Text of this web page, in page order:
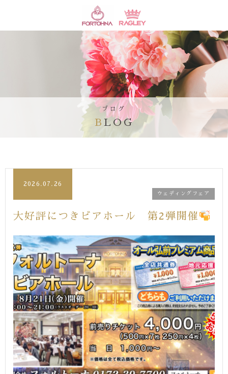
ブログ
BLOG
2026.07.26
ウェディングフェア
大好評につきビアホール 第2弾開催